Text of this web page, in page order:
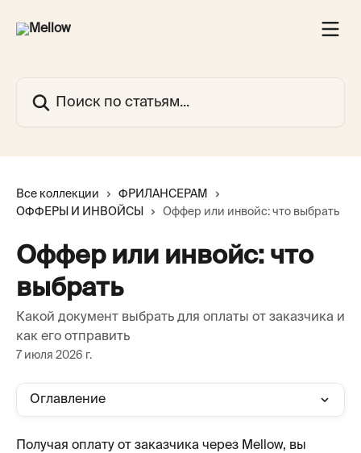
Все коллекции
ФРИЛАНСЕРАМ
ОФФЕРЫ И ИНВОЙСЫ
Оффер или инвойс: что выбрать
Оффер или инвойс: что
выбрать
Какой документ выбрать для оплаты от заказчика и
как его отправить
7 июля 2026 г.
Оглавление
Получая оплату от заказчика через Mellow, вы